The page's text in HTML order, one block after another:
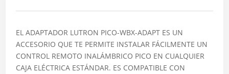
EL ADAPTADOR LUTRON PICO-WBX-ADAPT ES UN
ACCESORIO QUE TE PERMITE INSTALAR FÁCILMENTE UN
CONTROL REMOTO INALÁMBRICO PICO EN CUALQUIER
CAJA ELÉCTRICA ESTÁNDAR. ES COMPATIBLE CON